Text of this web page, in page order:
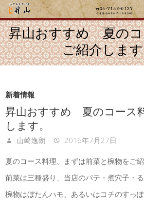
昇山おすすめ 夏のコ
ご紹介しま
新着情報
昇山おすすめ 夏のコース
します。
山崎逸朗 2016年7月27日
夏のコース料理、まずは前菜と椀物をご紹
前菜は三種盛り、当店のパテ・煮穴子・る
椀物はぼたんハモ、あるいはコチのすっぽ